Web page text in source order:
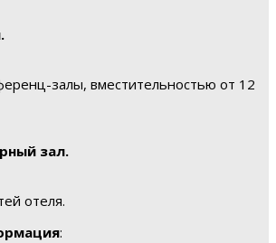
залы, вместительностью от 12
зал.
отеля.
: